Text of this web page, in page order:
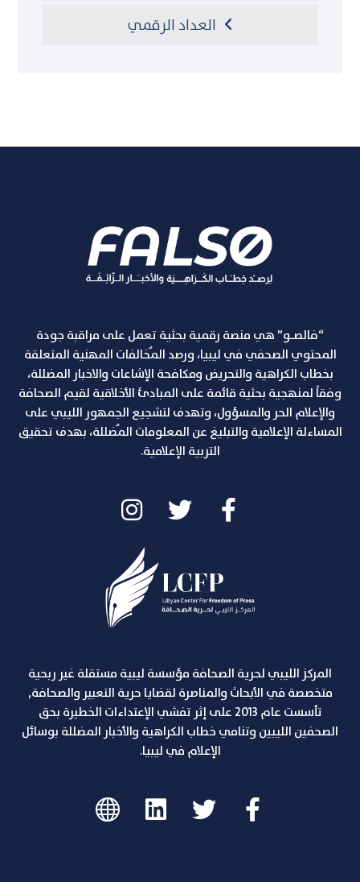
العداد الرقمي
“فالصـو” هي منصة رقمية بحثية تعمل على مراقبة جودة
المحتوي الصحفي في ليبيا، ورصد المٌخالفات المهنية المتعلقة
بخطاب الكراهية والتحريض ومكافحة الإشاعات والاخبار المضللة،
وفقاً لمنهجية بحثية قائمة على المبادئ الأخلاقية لقيم الصحافة
والإعلام الحر والمسؤول، وتهدف لتشجيع الجمهور الليبي على
المساءلة الإعلامية والتبليغ عن المعلومات المٌضللة، بهدف تحقيق
التربية الإعلامية.
المركز الليبي لحرية الصحافة مؤسسة ليبية مستقلة غير ربحية
متخصصة في الأبحاث والمناصرة لقضايا حرية التعبير والصحافة,
تأسست عام 2013 على إثر تفشي الإعتداءات الخطيرة بحق
الصحفين الليبين وتنامي خطاب الكراهية والأخبار المضللة بوسائل
الإعلام في ليبيا.